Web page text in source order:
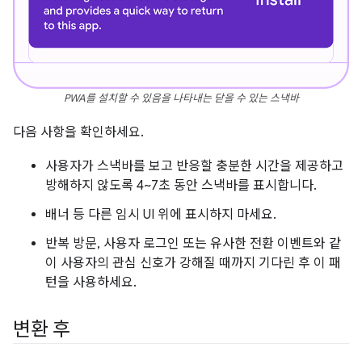
PWA를 설치할 수 있음을 나타내는 닫을 수 있는 스낵바
다음 사항을 확인하세요.
사용자가 스낵바를 보고 반응할 충분한 시간을 제공하고
방해하지 않도록 4~7초 동안 스낵바를 표시합니다.
배너 등 다른 임시 UI 위에 표시하지 마세요.
반복 방문, 사용자 로그인 또는 유사한 전환 이벤트와 같
이 사용자의 관심 신호가 강해질 때까지 기다린 후 이 패
턴을 사용하세요.
변환 후